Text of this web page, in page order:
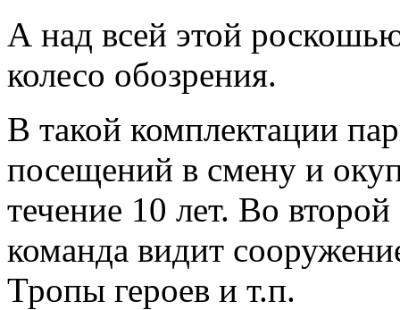
А над всей этой
колесо обозрения.
В такой комплектации
посещений в смену и
течение 10 лет. Во
команда видит
Тропы героев и т.п.